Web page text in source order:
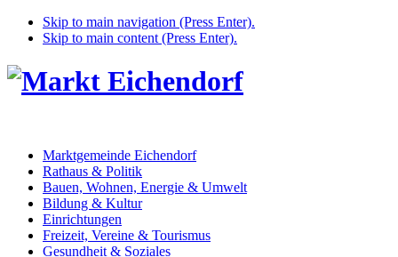
Skip to main navigation (Press Enter).
Skip to main content (Press Enter).
Marktgemeinde Eichendorf
Rathaus & Politik
Bauen, Wohnen, Energie & Umwelt
Bildung & Kultur
Einrichtungen
Freizeit, Vereine & Tourismus
Gesundheit & Soziales